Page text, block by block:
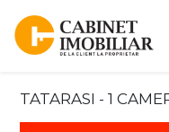
TATARASI - 1